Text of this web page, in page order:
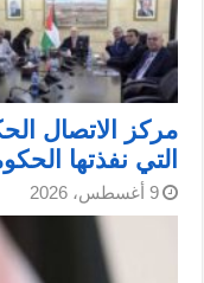
مركز الاتصال
التي نفذتها
9 أغسطس، 2026